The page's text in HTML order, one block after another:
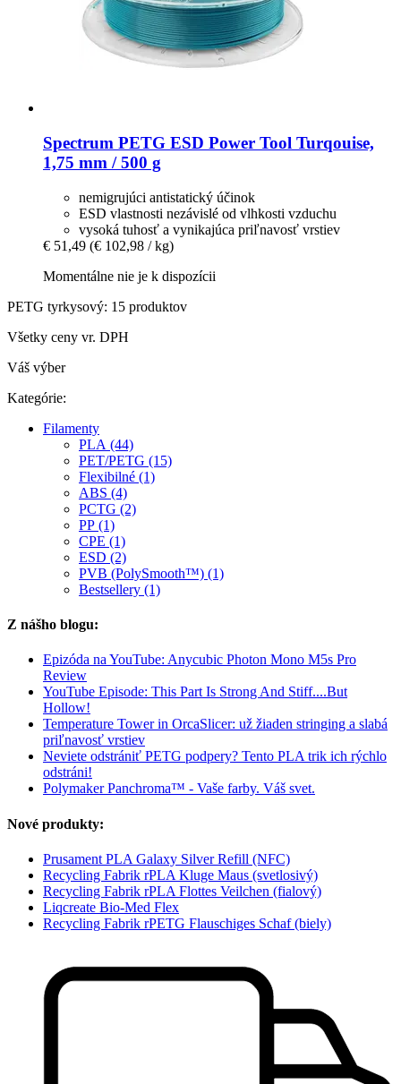
Spectrum PETG ESD Power Tool Turqouise,
1,75 mm / 500 g
nemigrujúci antistatický účinok
ESD vlastnosti nezávislé od vlhkosti vzduchu
vysoká tuhosť a vynikajúca priľnavosť vrstiev
€ 51,49 (€ 102,98 / kg)
Momentálne nie je k dispozícii
PETG tyrkysový: 15 produktov
Všetky ceny vr. DPH
Váš výber
Kategórie:
Filamenty
PLA (44)
PET/PETG (15)
Flexibilné (1)
ABS (4)
PCTG (2)
PP (1)
CPE (1)
ESD (2)
PVB (PolySmooth™) (1)
Bestsellery (1)
Z nášho blogu:
Epizóda na YouTube: Anycubic Photon Mono M5s Pro
Review
YouTube Episode: This Part Is Strong And Stiff....But
Hollow!
Temperature Tower in OrcaSlicer: už žiaden stringing a slabá
priľnavosť vrstiev
Neviete odstrániť PETG podpery? Tento PLA trik ich rýchlo
odstráni!
Polymaker Panchroma™ - Vaše farby. Váš svet.
Nové produkty:
Prusament PLA Galaxy Silver Refill (NFC)
Recycling Fabrik rPLA Kluge Maus (svetlosivý)
Recycling Fabrik rPLA Flottes Veilchen (fialový)
Liqcreate Bio-Med Flex
Recycling Fabrik rPETG Flauschiges Schaf (biely)